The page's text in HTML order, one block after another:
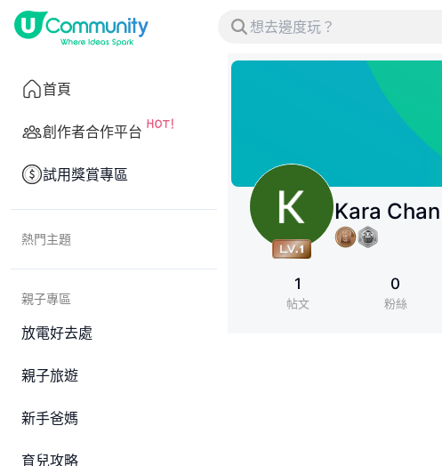
首頁
創作者合作平台
試用獎賞專區
熱門主題
親子專區
放電好去處
親子旅遊
新手爸媽
育兒攻略
Kara Chan
1
帖文
0
粉絲